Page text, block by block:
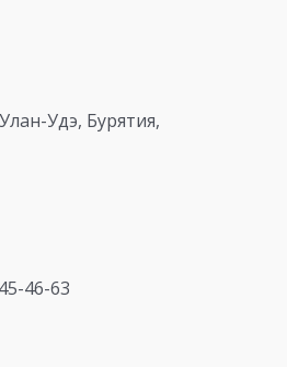
Удэ, Бурятия,
46-63